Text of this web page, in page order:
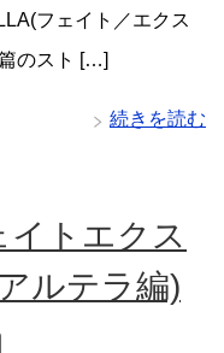
フェイト／エクス
のスト […]
続きを読む
イトエクス
ルテラ編)